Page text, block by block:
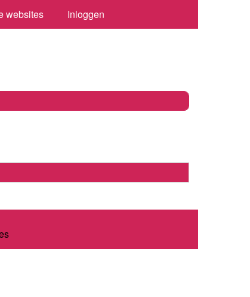
websites Inloggen